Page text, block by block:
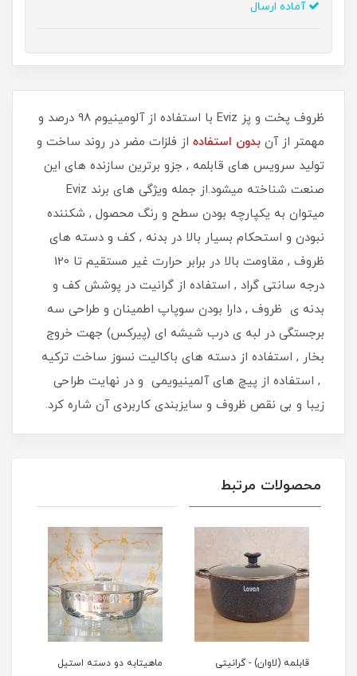
آماده ارسال
​​​​ظروف پخت و پز Eviz با استفاده از آلومینیوم 98 درصد و
مهمتر از آن بدون استفاده از فلزات مضر در روند ساخت و
تولید سرویس های قابلمه , جزو برترین سازنده های این
صنعت شناخته میشود.از جمله ویژگی های برند Eviz
میتوان به یکپارچه بودن سطح و رنگ محصول , شکننده
نبودن و استحکام بسیار بالا در بدنه , کف و دسته های
ظروف , مقاومت بالا در برابر حرارت غیر مستقیم تا 120
درجه سانتی گراد , استفاده از گرانیت در پوشش کف و
بدنه ی ظروف , دارا بودن سوپاپ اطمینان و طراحی سه
برجستگی در لبه ی درب شیشه ای (پیرکس) جهت خروج
بخار , استفاده از دسته های باکالیت نسوز ساخت ترکیه
, استفاده از پیچ های آلمینیویمی و در نهایت طراحی
زیبا و بی نقص ظروف و سایزبندی کاربردی آن شاره کرد.
محصولات مرتبط
قابلمه (لاوان) - گرانیتی
ماهیتابه دو دسته استیل